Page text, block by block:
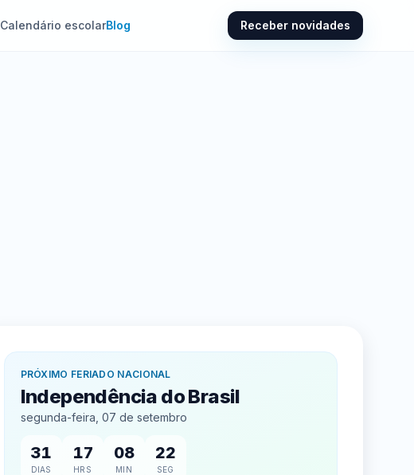
Calendário escolarBlog Receber novidades
PRÓXIMO FERIADO NACIONAL
Independência do Brasil
segunda-feira, 07 de setembro
31
DIAS
17
HRS
08
MIN
21
SEG